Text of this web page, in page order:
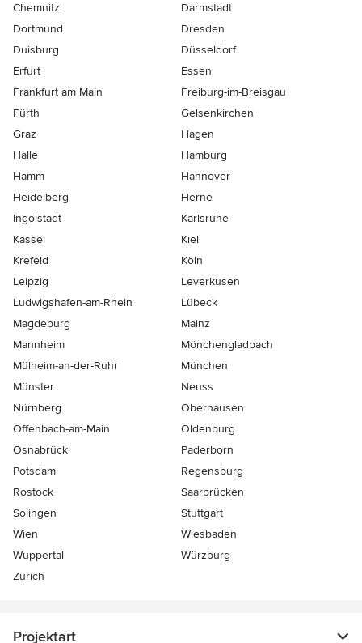
Chemnitz
Darmstadt
Dortmund
Dresden
Duisburg
Düsseldorf
Erfurt
Essen
Frankfurt am Main
Freiburg-im-Breisgau
Fürth
Gelsenkirchen
Graz
Hagen
Halle
Hamburg
Hamm
Hannover
Heidelberg
Herne
Ingolstadt
Karlsruhe
Kassel
Kiel
Krefeld
Köln
Leipzig
Leverkusen
Ludwigshafen-am-Rhein
Lübeck
Magdeburg
Mainz
Mannheim
Mönchen­gladbach
Mülheim-an-der-Ruhr
München
Münster
Neuss
Nürnberg
Oberhausen
Offenbach-am-Main
Oldenburg
Osnabrück
Paderborn
Potsdam
Regensburg
Rostock
Saarbrücken
Solingen
Stuttgart
Wien
Wiesbaden
Wuppertal
Würzburg
Zürich
Projektart